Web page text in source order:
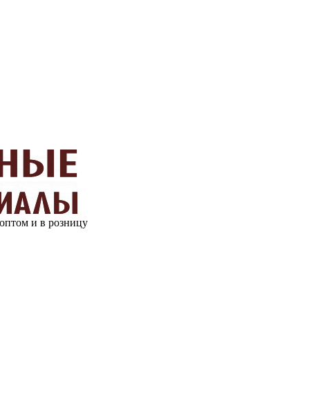
и в розницу